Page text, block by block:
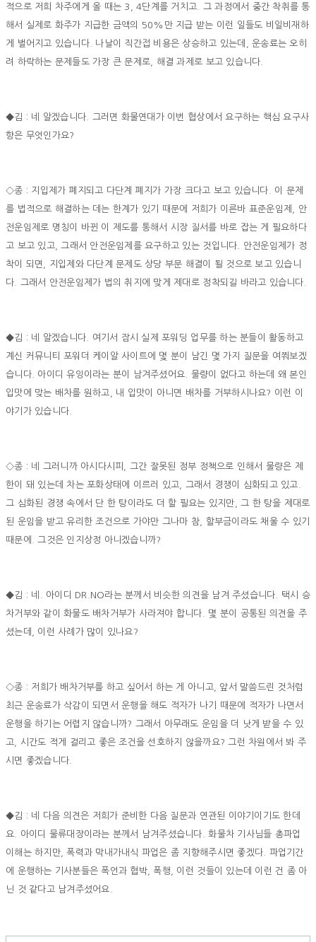
적으로 저희 차주에게 올 때는 3, 4단계를 거치고. 그 과정에서 중간 착취를 통
해서 실제로 화주가 지급한 금액의 50%만 지급 받는 이런 일들도 비일비재하
게 벌어지고 있습니다. 나날이 직간접 비용은 상승하고 있는데, 운송료는 오히
려 하락하는 문제들도 가장 큰 문제로, 해결 과제로 보고 있습니다.
◆김 : 네 알겠습니다. 그러면 화물연대가 이번 협상에서 요구하는 핵심 요구사
항은 무엇인가요?
◇종 : 지입제가 폐지되고 다단계 폐지가 가장 크다고 보고 있습니다. 이 문제
를 법적으로 해결하는 데는 한계가 있기 때문에 저희가 이른바 표준운임제, 안
전운임제로 명칭이 바뀐 이 제도를 통해서 시장 질서를 바로 잡는 게 필요하다
고 보고 있고, 그래서 안전운임제를 요구하고 있는 것입니다. 안전운임제가 정
착이 되면, 지입제와 다단계 문제도 상당 부문 해결이 될 것으로 보고 있습니
다. 그래서 안전운임제가 법의 취지에 맞게 제대로 정착되길 바라고 있습니다.
◆김 : 네 알겠습니다. 여기서 잠시 실제 포워딩 업무를 하는 분들이 활동하고
계신 커뮤니티 포워더 케이알 사이트에 몇 분이 남긴 몇 가지 질문을 여쭤보겠
습니다. 아이디 유잉이라는 분이 남겨주셨어요. 물량이 없다고 하는데 왜 본인
입맛에 맞는 배차를 원하고, 내 입맛이 아니면 배차를 거부하시나요? 이런 이
야기가 있습니다.
◇종 : 네 그러니까 아시다시피, 그간 잘못된 정부 정책으로 인해서 물량은 제
한이 돼 있는데 차는 포화상태에 이르러 있고, 그래서 경쟁이 심화되고 있고.
그 심화된 경쟁 속에서 단 한 탕이라도 더 할 필요는 있지만, 그 한 탕을 제대로
된 운임을 받고 유리한 조건으로 가야만 그나마 참, 할부금이라도 채울 수 있기
때문에. 그것은 인지상정 아니겠습니까?
◆김 : 네. 아이디 DR.NO라는 분께서 비슷한 의견을 남겨 주셨습니다. 택시 승
차거부와 같이 화물도 배차거부가 사라져야 합니다. 몇 분이 공통된 의견을 주
셨는데, 이런 사례가 많이 있나요?
◇종 : 저희가 배차거부를 하고 싶어서 하는 게 아니고, 앞서 말씀드린 것처럼
최근 운송료가 삭감이 되면서 운행을 해도 적자가 나기 때문에 적자가 나면서
운행을 하기는 어렵지 않습니까? 그래서 아무래도 운임을 더 낫게 받을 수 있
고, 시간도 적게 걸리고 좋은 조건을 선호하지 않을까요? 그런 차원에서 봐 주
시면 좋겠습니다.
◆김 : 네 다음 의견은 저희가 준비한 다음 질문과 연관된 이야기이기도 한데
요. 아이디 물류대장이라는 분께서 남겨주셨습니다. 화물차 기사님들 총파업
이해는 하지만, 폭력과 막내가내식 파업은 좀 지향해주시면 좋겠다. 파업기간
에 운행하는 기사분들은 폭언과 협박, 폭행, 이런 것들이 있는데 이런 건 좀 아
닌 것 같다고 남겨주셨어요.